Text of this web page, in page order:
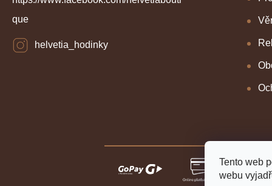
Tento web
webu
que
helvetia_hodinky